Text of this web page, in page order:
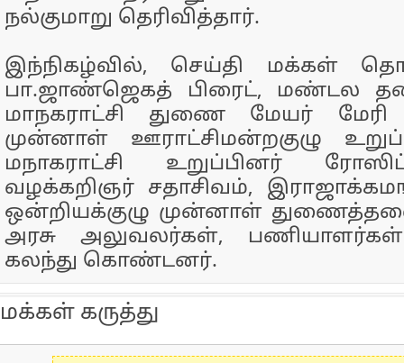
நல்குமாறு தெரிவித்தார்.
இந்நிகழ்வில், செய்தி மக்கள்
பா.ஜாண்ஜெகத் பிரைட், மண்டல
மாநகராட்சி துணை மேயர் மேரி
முன்னாள் ஊராட்சிமன்றகுழு
மநாகராட்சி உறுப்பினர்
வழக்கறிஞர் சதாசிவம்,
ஒன்றியக்குழு முன்னாள்
அரசு அலுவலர்கள்,
கலந்து கொண்டனர்.
மக்கள் கருத்து